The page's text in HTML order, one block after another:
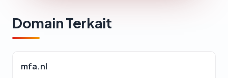
Domain Terkait
mfa.nl